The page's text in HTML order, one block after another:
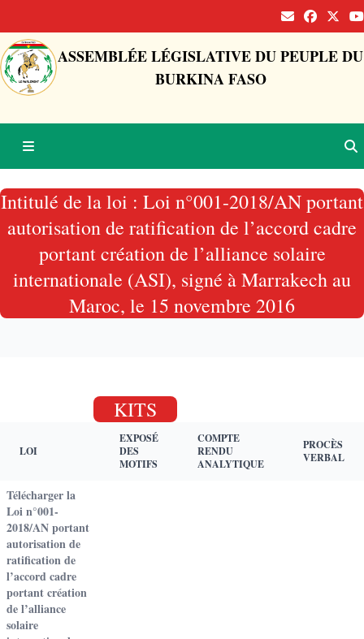
ASSEMBLÉE LÉGISLATIVE DU PEUPLE DU
BURKINA FASO
Intitulé de la loi : Loi n°001-2018/AN portant
autorisation de ratification de l’accord cadre
portant création de l’alliance solaire
internationale (ASI), signé à Marrakech au
Maroc, le 15 novembre 2016
KITS
LOI
EXPOSÉ
DES
MOTIFS
COMPTE
RENDU
ANALYTIQUE
PROCÈS
VERBAL
Télécharger la
Loi n°001-
2018/AN portant
autorisation de
ratification de
l’accord cadre
portant création
de l’alliance
solaire